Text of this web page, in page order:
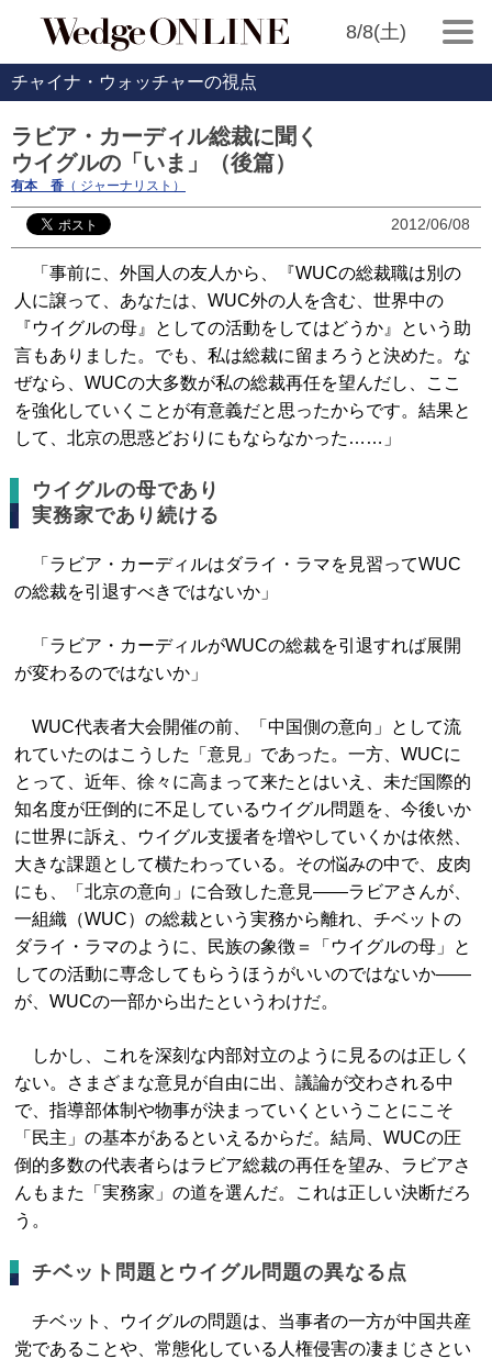
8/8(土)
チャイナ・ウォッチャーの視点
ラビア・カーディル総裁に聞く
ウイグルの「いま」（後篇）
有本 香 （ ジャーナリスト）
2012/06/08
「事前に、外国人の友人から、『WUCの総裁職は別の
人に譲って、あなたは、WUC外の人を含む、世界中の
『ウイグルの母』としての活動をしてはどうか』という助
言もありました。でも、私は総裁に留まろうと決めた。な
ぜなら、WUCの大多数が私の総裁再任を望んだし、ここ
を強化していくことが有意義だと思ったからです。結果と
して、北京の思惑どおりにもならなかった……」
ウイグルの母であり
実務家であり続ける
「ラビア・カーディルはダライ・ラマを見習ってWUC
の総裁を引退すべきではないか」
「ラビア・カーディルがWUCの総裁を引退すれば展開
が変わるのではないか」
WUC代表者大会開催の前、「中国側の意向」として流
れていたのはこうした「意見」であった。一方、WUCに
とって、近年、徐々に高まって来たとはいえ、未だ国際的
知名度が圧倒的に不足しているウイグル問題を、今後いか
に世界に訴え、ウイグル支援者を増やしていくかは依然、
大きな課題として横たわっている。その悩みの中で、皮肉
にも、「北京の意向」に合致した意見――ラビアさんが、
一組織（WUC）の総裁という実務から離れ、チベットの
ダライ・ラマのように、民族の象徴＝「ウイグルの母」と
しての活動に専念してもらうほうがいいのではないか――
が、WUCの一部から出たというわけだ。
しかし、これを深刻な内部対立のように見るのは正しく
ない。さまざまな意見が自由に出、議論が交わされる中
で、指導部体制や物事が決まっていくということにこそ
「民主」の基本があるといえるからだ。結局、WUCの圧
倒的多数の代表者らはラビア総裁の再任を望み、ラビアさ
んもまた「実務家」の道を選んだ。これは正しい決断だろ
う。
チベット問題とウイグル問題の異なる点
チベット、ウイグルの問題は、当事者の一方が中国共産
党であることや、常態化している人権侵害の凄まじさとい